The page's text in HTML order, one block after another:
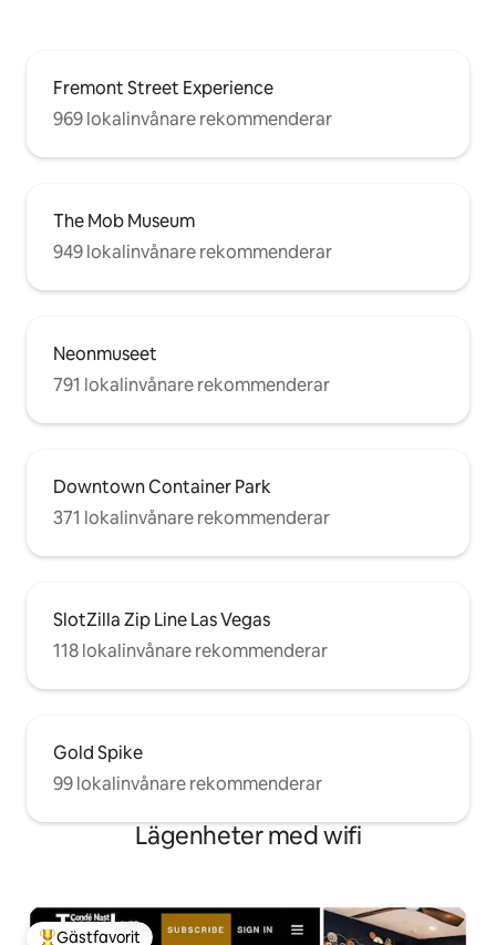
Fremont Street Experience
969 lokalinvånare rekommenderar
The Mob Museum
949 lokalinvånare rekommenderar
Neonmuseet
791 lokalinvånare rekommenderar
Downtown Container Park
371 lokalinvånare rekommenderar
SlotZilla Zip Line Las Vegas
118 lokalinvånare rekommenderar
Gold Spike
99 lokalinvånare rekommenderar
Lägenheter med wifi
Gästfavorit